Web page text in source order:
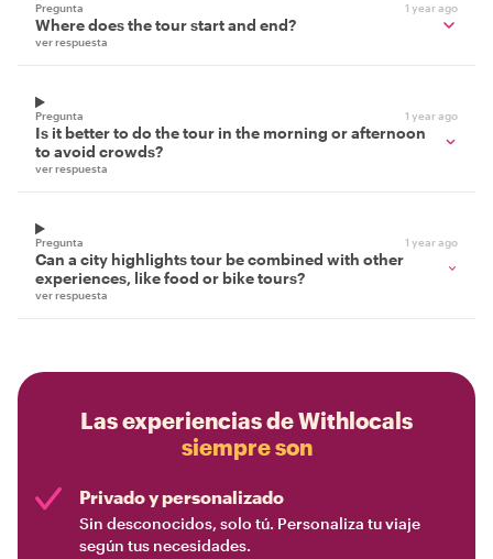
Pregunta 1 year ago
Where does the tour start and end?
ver respuesta
Pregunta 1 year ago
Is it better to do the tour in the morning or afternoon
to avoid crowds?
ver respuesta
Pregunta 1 year ago
Can a city highlights tour be combined with other
experiences, like food or bike tours?
ver respuesta
Las experiencias de Withlocals
siempre son
Privado y personalizado
Sin desconocidos, solo tú. Personaliza tu viaje
según tus necesidades.